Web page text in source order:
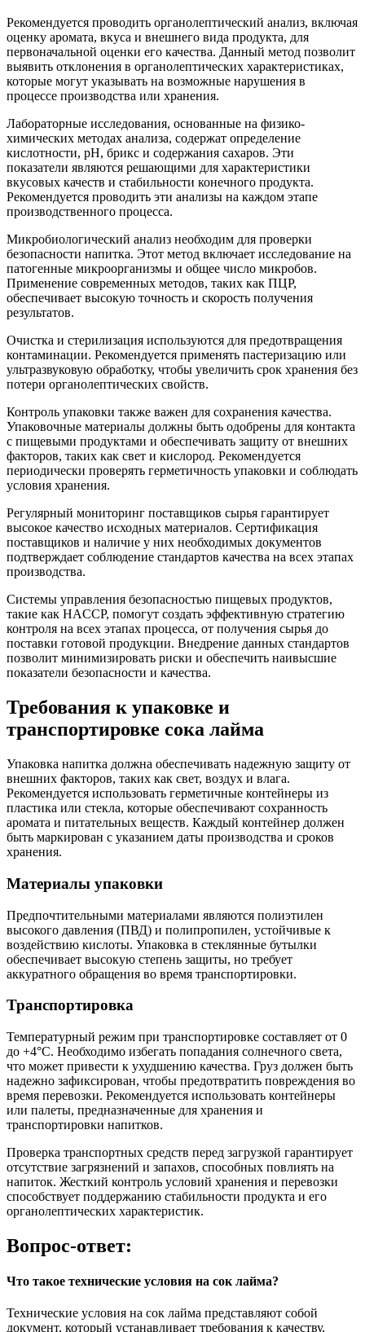
Рекомендуется проводить органолептический анализ, включая
оценку аромата, вкуса и внешнего вида продукта, для
первоначальной оценки его качества. Данный метод позволит
выявить отклонения в органолептических характеристиках,
которые могут указывать на возможные нарушения в
процессе производства или хранения.
Лабораторные исследования, основанные на физико-
химических методах анализа, содержат определение
кислотности, pH, брикс и содержания сахаров. Эти
показатели являются решающими для характеристики
вкусовых качеств и стабильности конечного продукта.
Рекомендуется проводить эти анализы на каждом этапе
производственного процесса.
Микробиологический анализ необходим для проверки
безопасности напитка. Этот метод включает исследование на
патогенные микроорганизмы и общее число микробов.
Применение современных методов, таких как ПЦР,
обеспечивает высокую точность и скорость получения
результатов.
Очистка и стерилизация используются для предотвращения
контаминации. Рекомендуется применять пастеризацию или
ультразвуковую обработку, чтобы увеличить срок хранения без
потери органолептических свойств.
Контроль упаковки также важен для сохранения качества.
Упаковочные материалы должны быть одобрены для контакта
с пищевыми продуктами и обеспечивать защиту от внешних
факторов, таких как свет и кислород. Рекомендуется
периодически проверять герметичность упаковки и соблюдать
условия хранения.
Регулярный мониторинг поставщиков сырья гарантирует
высокое качество исходных материалов. Сертификация
поставщиков и наличие у них необходимых документов
подтверждает соблюдение стандартов качества на всех этапах
производства.
Системы управления безопасностью пищевых продуктов,
такие как HACCP, помогут создать эффективную стратегию
контроля на всех этапах процесса, от получения сырья до
поставки готовой продукции. Внедрение данных стандартов
позволит минимизировать риски и обеспечить наивысшие
показатели безопасности и качества.
Требования к упаковке и
транспортировке сока лайма
Упаковка напитка должна обеспечивать надежную защиту от
внешних факторов, таких как свет, воздух и влага.
Рекомендуется использовать герметичные контейнеры из
пластика или стекла, которые обеспечивают сохранность
аромата и питательных веществ. Каждый контейнер должен
быть маркирован с указанием даты производства и сроков
хранения.
Материалы упаковки
Предпочтительными материалами являются полиэтилен
высокого давления (ПВД) и полипропилен, устойчивые к
воздействию кислоты. Упаковка в стеклянные бутылки
обеспечивает высокую степень защиты, но требует
аккуратного обращения во время транспортировки.
Транспортировка
Температурный режим при транспортировке составляет от 0
до +4°C. Необходимо избегать попадания солнечного света,
что может привести к ухудшению качества. Груз должен быть
надежно зафиксирован, чтобы предотвратить повреждения во
время перевозки. Рекомендуется использовать контейнеры
или палеты, предназначенные для хранения и
транспортировки напитков.
Проверка транспортных средств перед загрузкой гарантирует
отсутствие загрязнений и запахов, способных повлиять на
напиток. Жесткий контроль условий хранения и перевозки
способствует поддержанию стабильности продукта и его
органолептических характеристик.
Вопрос-ответ:
Что такое технические условия на сок лайма?
Технические условия на сок лайма представляют собой
документ, который устанавливает требования к качеству,